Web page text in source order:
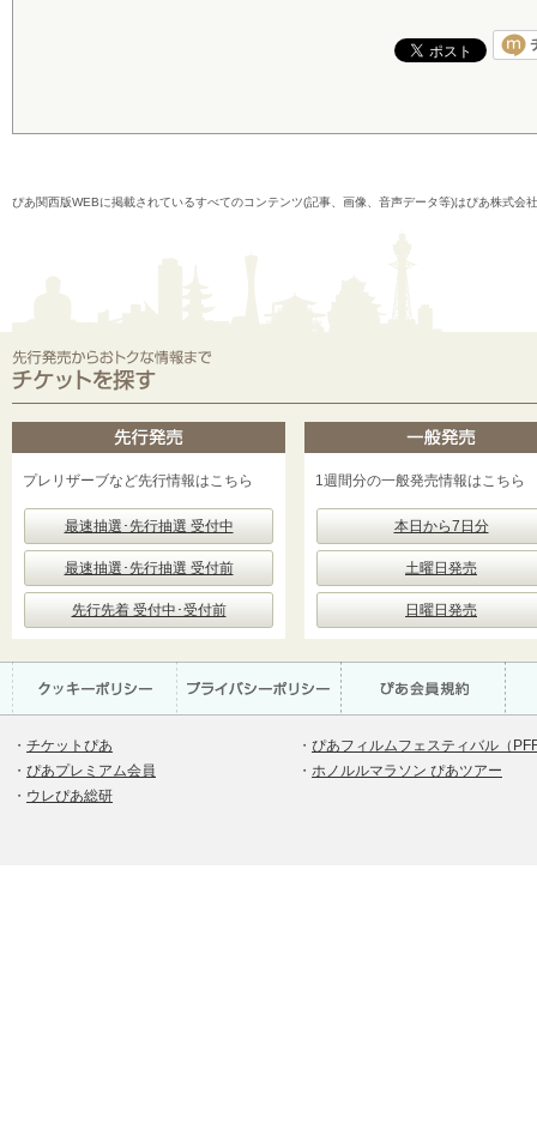
ぴあ関西版WEBに掲載されているすべてのコンテンツ(記事、画像、音声データ等)はぴあ株式会
プレリザーブなど先行情報はこちら
最速抽選･先行抽選 受付中
最速抽選･先行抽選 受付前
先行先着 受付中･受付前
1週間分の一般発売情報はこちら
本日から7日分
土曜日発売
日曜日発売
・ チケットぴあ
・ ぴあプレミアム会員
・ ウレぴあ総研
・ ぴあフィルムフェスティバル（
・ ホノルルマラソン ぴあツアー